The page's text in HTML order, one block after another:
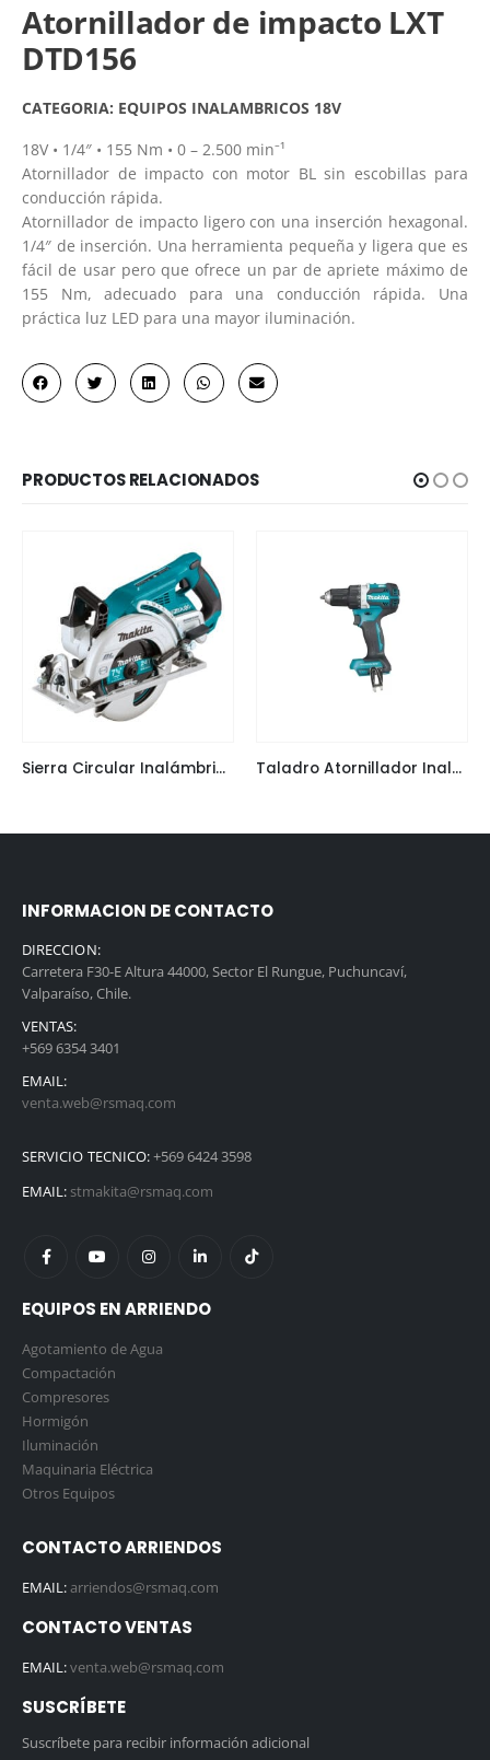
Atornillador de impacto LXT
DTD156
CATEGORIA: EQUIPOS INALAMBRICOS 18V
18V • 1/4″ • 155 Nm • 0 – 2.500 min⁻¹
Atornillador de impacto con motor BL sin escobillas para
conducción rápida.
Atornillador de impacto ligero con una inserción hexagonal.
1/4″ de inserción. Una herramienta pequeña y ligera que es
fácil de usar pero que ofrece un par de apriete máximo de
155 Nm, adecuado para una conducción rápida. Una
práctica luz LED para una mayor iluminación.
PRODUCTOS RELACIONADOS
Sierra Circular Inalámbrica DRS780 185mm Taladro Atornillador Inalámbrico 18V Makita DDF484Z
INFORMACION DE CONTACTO
DIRECCION:
Carretera F30-E Altura 44000, Sector El Rungue, Puchuncaví,
Valparaíso, Chile.
VENTAS:
+569 6354 3401
EMAIL:
venta.web@rsmaq.com
SERVICIO TECNICO:+569 6424 3598
EMAIL: stmakita@rsmaq.com
EQUIPOS EN ARRIENDO
Agotamiento de Agua
Compactación
Compresores
Hormigón
Iluminación
Maquinaria Eléctrica
Otros Equipos
CONTACTO ARRIENDOS
EMAIL:arriendos@rsmaq.com
CONTACTO VENTAS
EMAIL:venta.web@rsmaq.com
SUSCRÍBETE
Suscríbete para recibir información adicional